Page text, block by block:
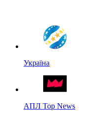
Україна
АПЛ Top News